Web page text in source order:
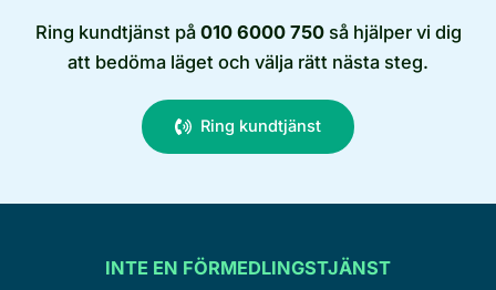
Ring kundtjänst på 010 6000 750så hjälper vi dig
att bedöma läget och välja rätt nästa steg.
Ring kundtjänst
INTE EN FÖRMEDLINGSTJÄNST